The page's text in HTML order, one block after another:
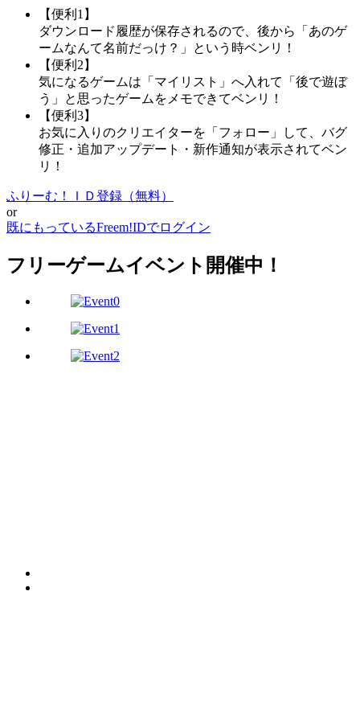
【便利1】
ダウンロード履歴が保存されるので、後から「あのゲ
ームなんて名前だっけ？」という時ベンリ！
【便利2】
気になるゲームは「マイリスト」へ入れて「後で遊ぼ
う」と思ったゲームをメモできてベンリ！
【便利3】
お気に入りのクリエイターを「フォロー」して、バグ
修正・追加アップデート・新作通知が表示されてベン
リ！
ふりーむ！ＩＤ登録（無料）
or
既にもっているFreem!IDでログイン
フリーゲームイベント開催中！